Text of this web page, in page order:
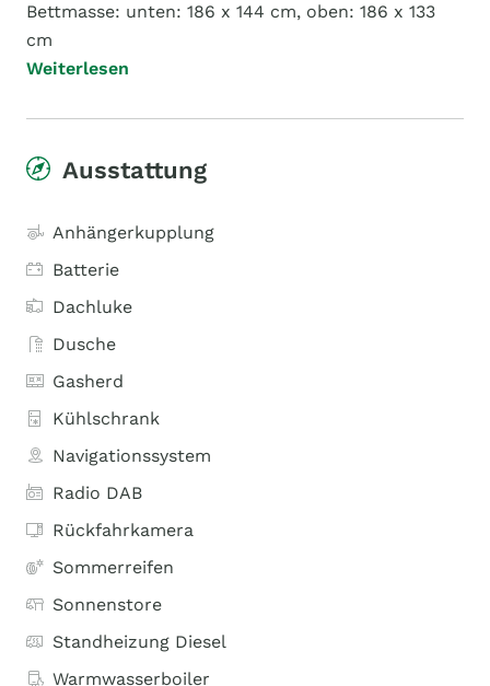
Bettmasse: unten: 186 x 144 cm, oben: 186 x 133
cm
Weiterlesen
Ausstattung
Anhängerkupplung
Batterie
Dachluke
Dusche
Gasherd
Kühlschrank
Navigationssystem
Radio DAB
Rückfahrkamera
Sommerreifen
Sonnenstore
Standheizung Diesel
Warmwasserboiler